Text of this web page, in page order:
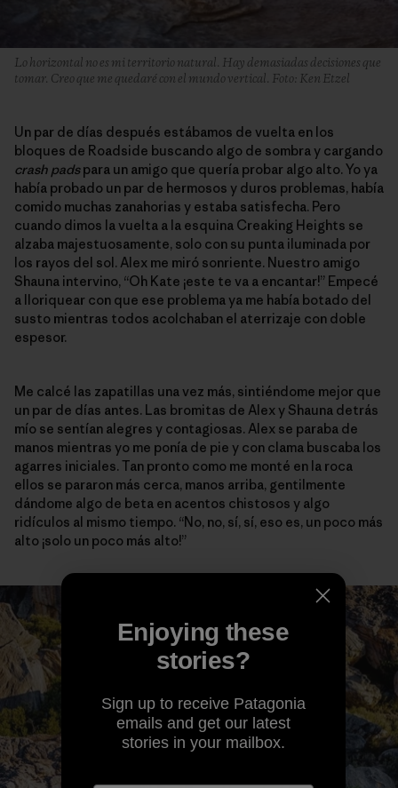
Lo horizontal no es mi territorio natural. Hay demasiadas decisiones que
tomar. Creo que me quedaré con el mundo vertical. Foto: Ken Etzel
Un par de días después estábamos de vuelta en los
bloques de Roadside buscando algo de sombra y cargando
crash padspara un amigo que quería probar algo alto. Yo ya
había probado un par de hermosos y duros problemas, había
comido muchas zanahorias y estaba satisfecha. Pero
cuando dimos la vuelta a la esquina Creaking Heights se
alzaba majestuosamente, solo con su punta iluminada por
los rayos del sol. Alex me miró sonriente. Nuestro amigo
Shauna intervino, “Oh Kate ¡este te va a encantar!” Empecé
a lloriquear con que ese problema ya me había botado del
susto mientras todos acolchaban el aterrizaje con doble
espesor.
Me calcé las zapatillas una vez más, sintiéndome mejor que
un par de días antes. Las bromitas de Alex y Shauna detrás
mío se sentían alegres y contagiosas. Alex se paraba de
manos mientras yo me ponía de pie y con clama buscaba los
agarres iniciales. Tan pronto como me monté en la roca
ellos se pararon más cerca, manos arriba, gentilmente
dándome algo de beta en acentos chistosos y algo
ridículos al mismo tiempo. “No, no, sí, sí, eso es, un poco más
alto ¡solo un poco más alto!”
Enjoying these
stories?
Sign up to receive Patagonia
emails and get our latest
stories in your mailbox.